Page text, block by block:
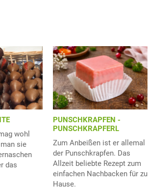
wohl
sie
das
PUNSCHKRAPFEN -
PUNSCHKRAPFERL
Zum Anbeißen ist er allemal
der Punschkrapfen. Das
Allzeit beliebte Rezept zum
einfachen Nachbacken für zu
Hause.